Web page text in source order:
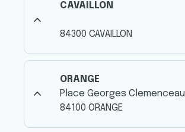
CAVAILLON
84300 CAVAILLON
ORANGE
Place Georges Clemenceau
84100 ORANGE